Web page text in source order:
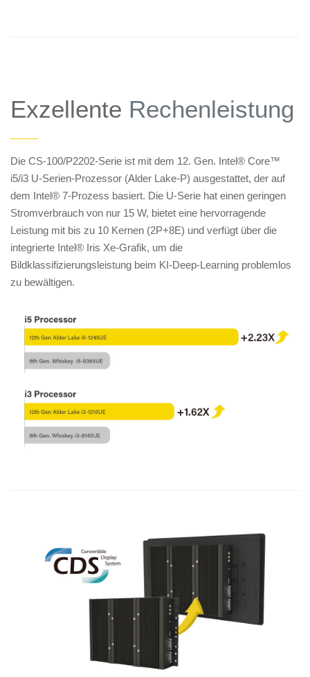
Exzellente Rechenleistung
——
Die CS-100/P2202-Serie ist mit dem 12. Gen. Intel® Core™
i5/i3 U-Serien-Prozessor (Alder Lake-P) ausgestattet, der auf
dem Intel® 7-Prozess basiert. Die U-Serie hat einen geringen
Stromverbrauch von nur 15 W, bietet eine hervorragende
Leistung mit bis zu 10 Kernen (2P+8E) und verfügt über die
integrierte Intel® Iris Xe-Grafik, um die
Bildklassifizierungsleistung beim KI-Deep-Learning problemlos
zu bewältigen.